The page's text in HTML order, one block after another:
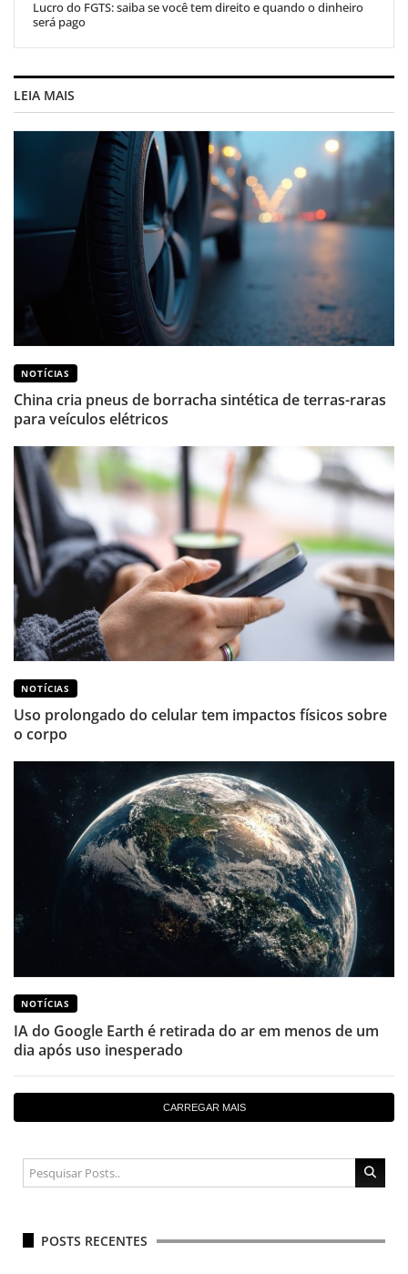
Lucro do FGTS: saiba se você tem direito e quando o dinheiro
será pago
LEIA MAIS
NOTÍCIAS
China cria pneus de borracha sintética de terras-raras
para veículos elétricos
NOTÍCIAS
Uso prolongado do celular tem impactos físicos sobre
o corpo
NOTÍCIAS
IA do Google Earth é retirada do ar em menos de um
dia após uso inesperado
CARREGAR MAIS
POSTS RECENTES